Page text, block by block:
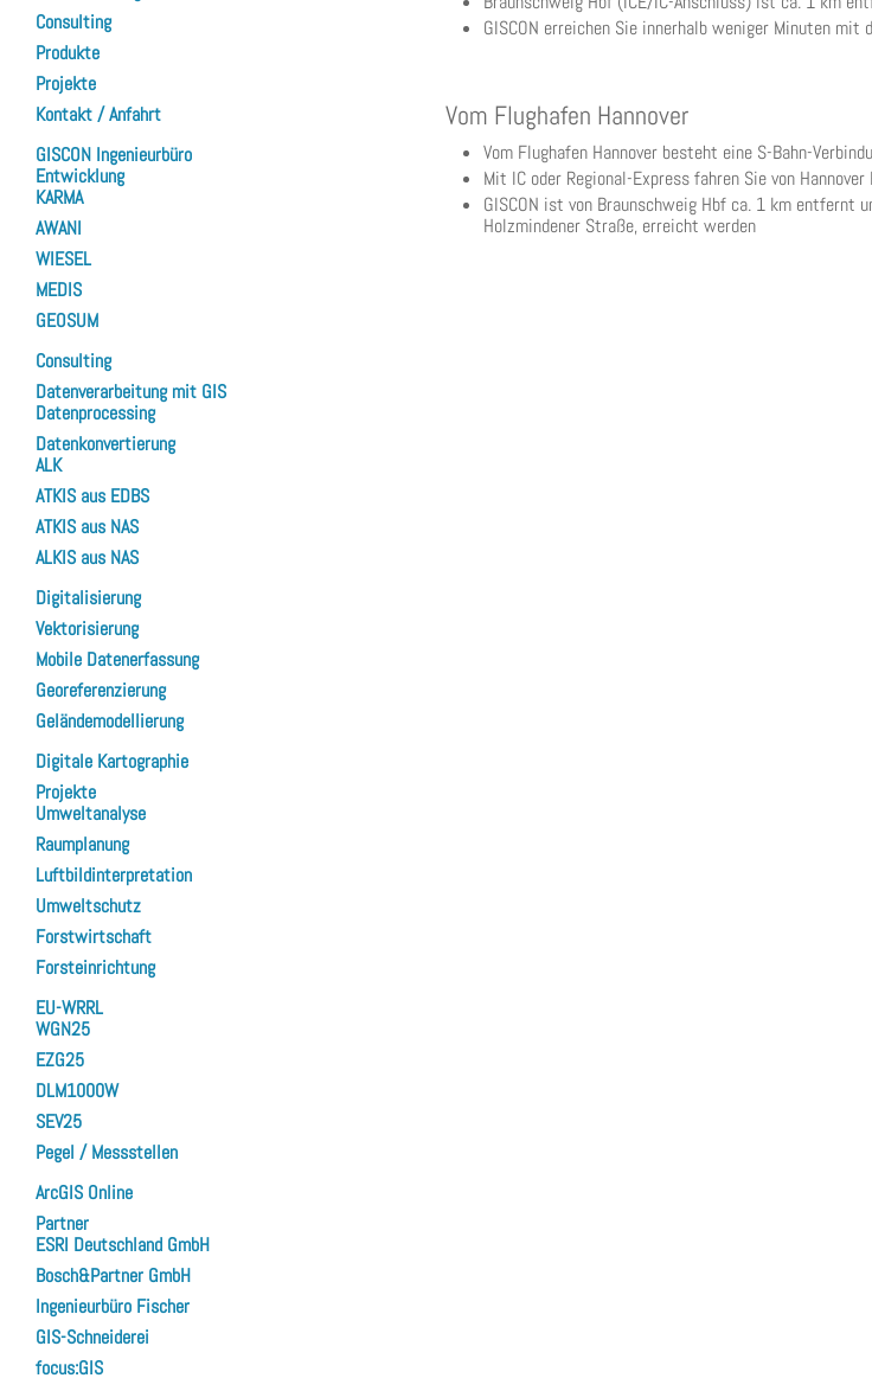
Consulting
Produkte
Projekte
Kontakt / Anfahrt
GISCON Ingenieurbüro
Entwicklung
KARMA
AWANI
WIESEL
MEDIS
GEOSUM
Consulting
Datenverarbeitung mit GIS
Datenprocessing
Datenkonvertierung
ALK
ATKIS aus EDBS
ATKIS aus NAS
ALKIS aus NAS
Digitalisierung
Vektorisierung
Mobile Datenerfassung
Georeferenzierung
Geländemodellierung
Digitale Kartographie
Projekte
Umweltanalyse
Raumplanung
Luftbildinterpretation
Umweltschutz
Forstwirtschaft
Forsteinrichtung
EU-WRRL
WGN25
EZG25
DLM1000W
SEV25
Pegel / Messstellen
ArcGIS Online
Partner
ESRI Deutschland GmbH
Bosch&Partner GmbH
Ingenieurbüro Fischer
GIS-Schneiderei
focus:GIS
GISCON erreichen Sie innerhalb weniger Minuten
Vom Flughafen Hannover
Vom Flughafen Hannover besteht eine S-Bahn-
Mit IC oder Regional-Express fahren Sie von
GISCON ist von Braunschweig Hbf ca. 1 km
Holzmindener Straße, erreicht werden